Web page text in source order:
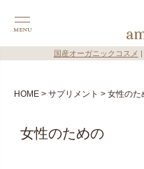
国産オーガニックコスメ
HOME サプリメント 女性のた
女性のための